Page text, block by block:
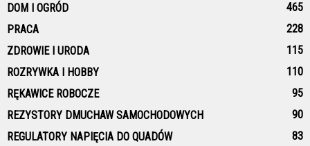
DOM I OGRÓD
465
PRACA
228
ZDROWIE I URODA
115
ROZRYWKA I HOBBY
110
RĘKAWICE ROBOCZE
95
REZYSTORY DMUCHAW SAMOCHODOWYCH
90
REGULATORY NAPIĘCIA DO QUADÓW
83